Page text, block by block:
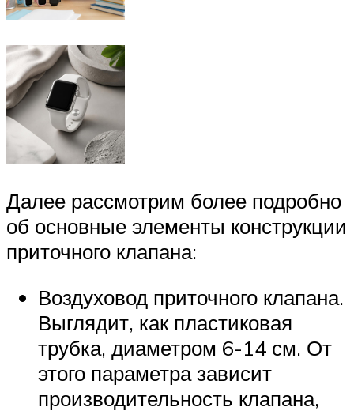
Далее рассмотрим более подробно
об основные элементы конструкции
приточного клапана:
Воздуховод приточного клапана.
Выглядит, как пластиковая
трубка, диаметром 6-14 см. От
этого параметра зависит
производительность клапана,